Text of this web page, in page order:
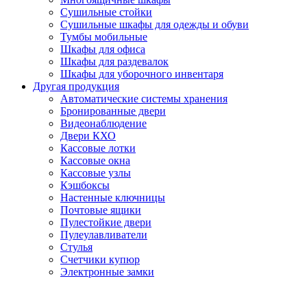
Сушильные стойки
Сушильные шкафы для одежды и обуви
Тумбы мобильные
Шкафы для офиса
Шкафы для раздевалок
Шкафы для уборочного инвентаря
Другая продукция
Автоматические системы хранения
Бронированные двери
Видеонаблюдение
Двери КХО
Кассовые лотки
Кассовые окна
Кассовые узлы
Кэшбоксы
Настенные ключницы
Почтовые ящики
Пулестойкие двери
Пулеулавливатели
Стулья
Счетчики купюр
Электронные замки